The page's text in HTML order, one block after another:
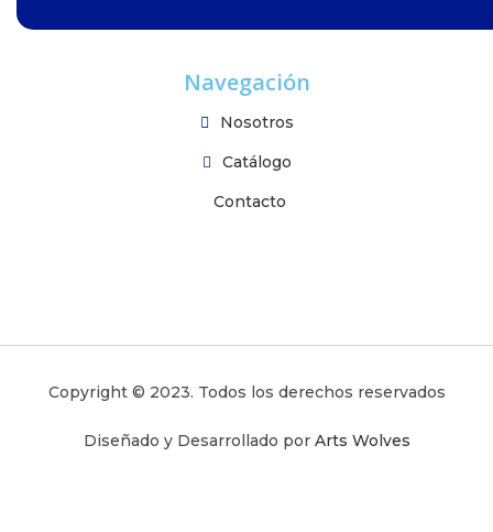
Navegación
Nosotros
Catálogo
Contacto
Copyright © 2023. Todos los derechos reservados
Diseñado y Desarrollado por Arts Wolves